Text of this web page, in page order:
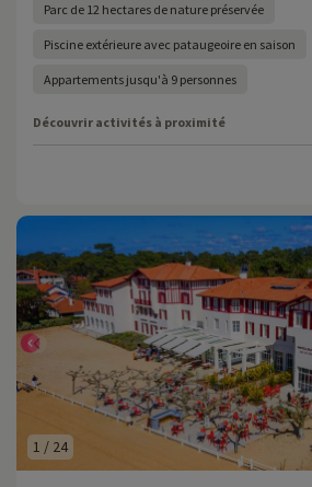
Parc de 12 hectares de nature préservée
Piscine extérieure avec pataugeoire en saison
Appartements jusqu'à 9 personnes
Découvrir activités à proximité
1 / 24